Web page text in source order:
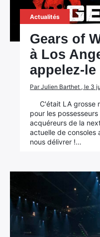
Actualités
Gears of
à Los
appelez-le
Par Julien Barthet , le 3
C'était LA grosse
pour les
acquéreurs de la
actuelle de consoles
nous délivrer !…